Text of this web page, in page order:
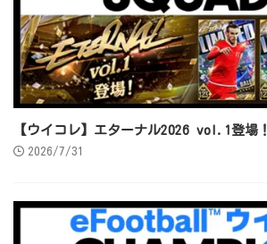
【ウイコレ】エターナル2026 vol.1登場！
2026/7/31